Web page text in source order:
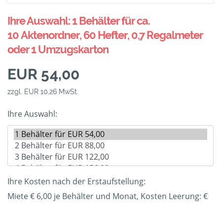
Ihre Auswahl: 1 Behälter für ca.
10 Aktenordner, 60 Hefter, 0,7 Regalmeter
oder 1 Umzugskarton
EUR 54,00
zzgl. EUR 10,26 MwSt.
Ihre Auswahl:
Ihre Kosten nach der Erstaufstellung:
Miete € 6,00 je Behälter und Monat, Kosten Leerung: €